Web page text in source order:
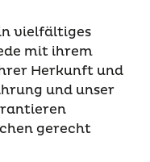
vielfältiges
mit ihrem
Herkunft und
und unser
gerecht